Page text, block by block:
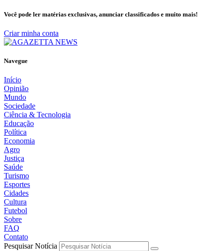
Você pode ler matérias exclusivas, anunciar classificados e muito mais!
Criar minha conta
Navegue
Início
Opinião
Mundo
Sociedade
Ciência & Tecnologia
Educação
Política
Economia
Agro
Justiça
Saúde
Turismo
Esportes
Cidades
Cultura
Futebol
Sobre
FAQ
Contato
Pesquisar Notícia